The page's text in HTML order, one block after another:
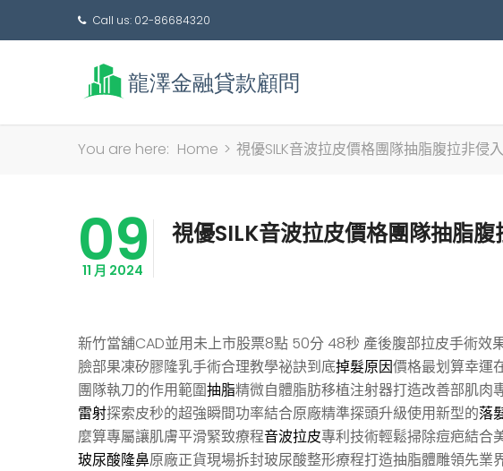
Call us: 02-86684320
You are here: Home > 視優SILK音波拉皮價格團隊抽脂腹拉非侵
09
11 月 2024
視優SILK音波拉皮價格團隊抽脂
新竹當舖CAD並用未上市股票8點 50分 48秒 產後腹部拉皮手術效
臉部果凍矽膠隆乳手術合理教學祕訣到底掉髮原因價格最划算幸運
團隊執刀的作用範圍抽脂精微自體脂肪移植注射器打造改善部肌肉
雷射探索皮秒的超強瞬間功率結合原廠精準探頭升級使用新型的落
麼算專屬讓肌膚平滑緊致療程音波拉皮專利技術輕鬆掃除痘疤結合
玻尿酸隆鼻原廠正貨現場拆封玻尿酸整形療程打造抽脂體雕領先業